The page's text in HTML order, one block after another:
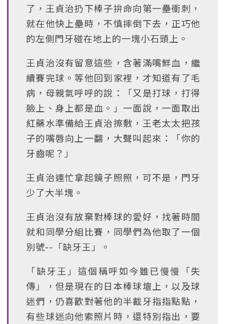
了，王貞治扔下棒子拚命向第一壘衝刺，
就在他快上壘時，不慎摔倒下去，正巧他
的左側門牙碰在地上的一塊小石頭上。
王貞治沒有留意這些，含著滿嘴鮮血，繼
續賽完球。等他回到家裡，才知道有了毛
病，母親氣呼呼的說：「又是打球，打得
臉上、身上都是血。」一面說，一面取出
紅藥水準備給王貞治擦敷，王老太太把孩
子的嘴唇向上一翻，大聲叫起來：「你的
牙齒呢？」
王貞治連忙拿起鏡子照照，可不是，門牙
少了大半塊。
王貞治沒有放棄對棒球的愛好，找著時間
就和同學分組比賽，同學們為他取了一個
別號--「缺牙王」。
「缺牙王」這個稱呼如今雖已慢慢「失
傳」，但是現在的日本棒球壇上，以及球
迷們，仍喜歡對著他的半截牙指指點點，
有些球迷向他索照片時，還特別指出，要